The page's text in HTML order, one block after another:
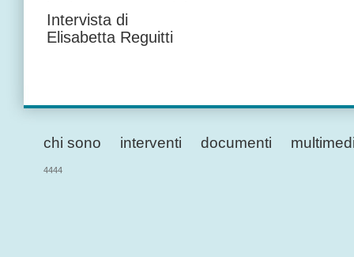
Intervista di
Elisabetta Reguitti
chi sono interventi documenti
4444